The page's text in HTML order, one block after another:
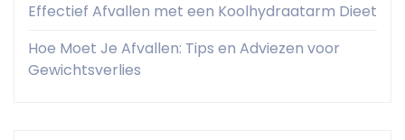
Effectief Afvallen met een Koolhydraatarm Dieet
Hoe Moet Je Afvallen: Tips en Adviezen voor
Gewichtsverlies